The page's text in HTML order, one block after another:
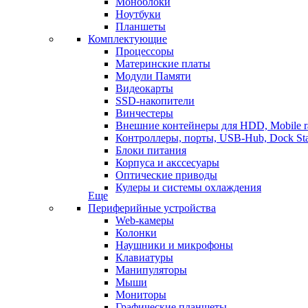
Ноутбуки
Планшеты
Комплектующие
Процессоры
Материнские платы
Модули Памяти
Видеокарты
SSD-накопители
Винчестеры
Внешние контейнеры для HDD, Mobile
Контроллеры, порты, USB-Hub, Dock
Блоки питания
Корпуса и акссесуары
Оптические приводы
Кулеры и системы охлаждения
Еще
Периферийные устройства
Web-камеры
Колонки
Наушники и микрофоны
Клавиатуры
Манипуляторы
Мыши
Мониторы